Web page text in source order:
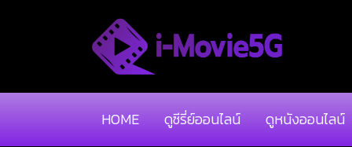
HOME ดูซีรี่ย์ออนไลน์ ดูหนังออนไลน์